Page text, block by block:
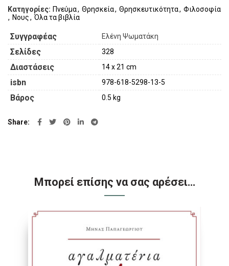
Κατηγορίες: Πνεύμα, Θρησκεία, Θρησκευτικότητα, Φιλοσοφία
, Νους, Όλα τα βιβλία
Συγγραφέας Ελένη Ψωματάκη
Σελίδες 328
Διαστάσεις 14 x 21 cm
isbn 978-618-5298-13-5
Βάρος 0.5 kg
Share
Μπορεί επίσης να σας αρέσει…